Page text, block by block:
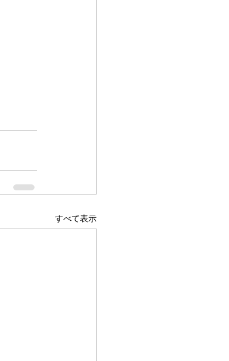
すべて表示